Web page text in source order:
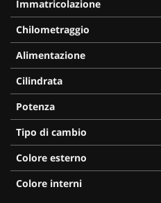
Immatricolazione
Chilometraggio
Alimentazione
Cilindrata
Potenza
Tipo di cambio
Colore esterno
Colore interni